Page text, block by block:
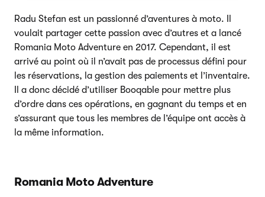
Radu Stefan est un passionné d’aventures à moto. Il
voulait partager cette passion avec d’autres et a lancé
Romania Moto Adventure en 2017. Cependant, il est
arrivé au point où il n’avait pas de processus défini pour
les réservations, la gestion des paiements et l’inventaire.
Il a donc décidé d’utiliser Booqable pour mettre plus
d’ordre dans ces opérations, en gagnant du temps et en
s’assurant que tous les membres de l’équipe ont accès à
la même information.
Romania Moto Adventure